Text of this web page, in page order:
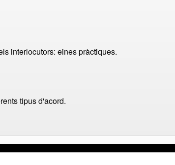
interlocutors: eines pràctiques.
tipus d'acord.